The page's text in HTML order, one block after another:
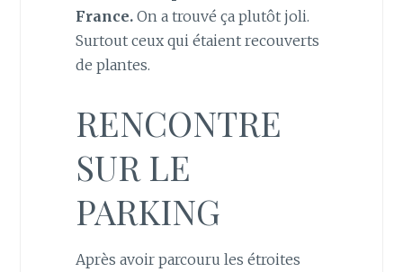
France.On a trouvé ça plutôt joli.
Surtout ceux qui étaient recouverts
de plantes.
RENCONTRE
SUR LE
PARKING
Après avoir parcouru les étroites